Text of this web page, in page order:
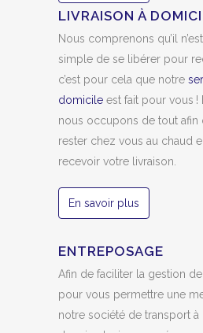
LIVRAISON À
Nous comprenons qu’il
simple de se libérer pour
c’est pour cela que notre
domicile est fait pour vous !
nous occupons de tout afin
rester chez vous au chaud
recevoir votre livraison.
En savoir plus
ENTREPOSAGE
Afin de faciliter la gestion
pour vous permettre une
notre société de transport